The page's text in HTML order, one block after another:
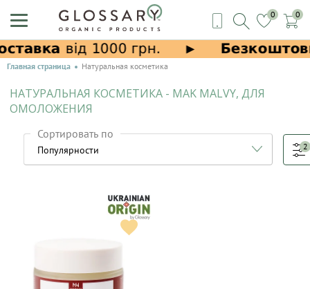
0 0
Главная страница Натуральная косметика
НАТУРАЛЬНАЯ КОСМЕТИКА - MAK MALVY, ДЛЯ
ОМОЛОЖЕНИЯ
Сортировать по
2